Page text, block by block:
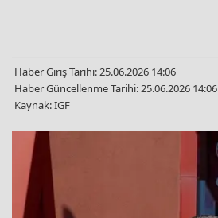
Haber Giriş Tarihi: 25.06.2026 14:06
Haber Güncellenme Tarihi: 25.06.2026 14:06
Kaynak: IGF